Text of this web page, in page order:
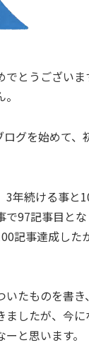
とうございま
グを始めて、
3年続ける事と
で97記事目と
記事達成した
いたものを書
ましたが、今
と思います。